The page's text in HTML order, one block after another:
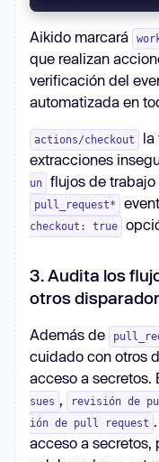
Aikido marcará
que realizan
verificación del
automatizada en
actions/checkout
la
extracciones
un
flujos de
pull_request*
checkout: true
3. Audita los
otros
Además de
cuidado con otros
acceso a secretos.
sues , revisión de
ión de pull request
acceso a secretos,